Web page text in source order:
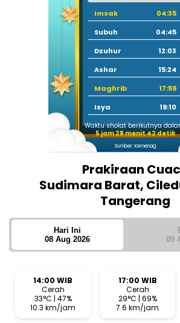
Imsak
04:35
Subuh
04:45
Dzuhur
12:03
Ashar
15:24
Maghrib
17:59
Isya
19:10
Waktu sholat berikutnya
5 jam 28 menit 41 detik
Sumber: Kemenag
Prakiraan
Sudimara Barat,
Tangerang
Hari Ini
08 Aug 2026
09
14:00 WIB
Cerah
33°C | 47%
10.3 km/jam
17:00 WIB
Cerah
29°C | 69%
7.6 km/jam